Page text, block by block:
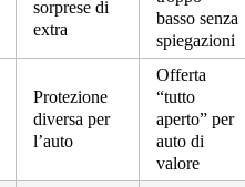
sorprese di
extra
basso senza
spiegazioni
Protezione
diversa per
l’auto
Offerta
“tutto
aperto” per
auto di
valore